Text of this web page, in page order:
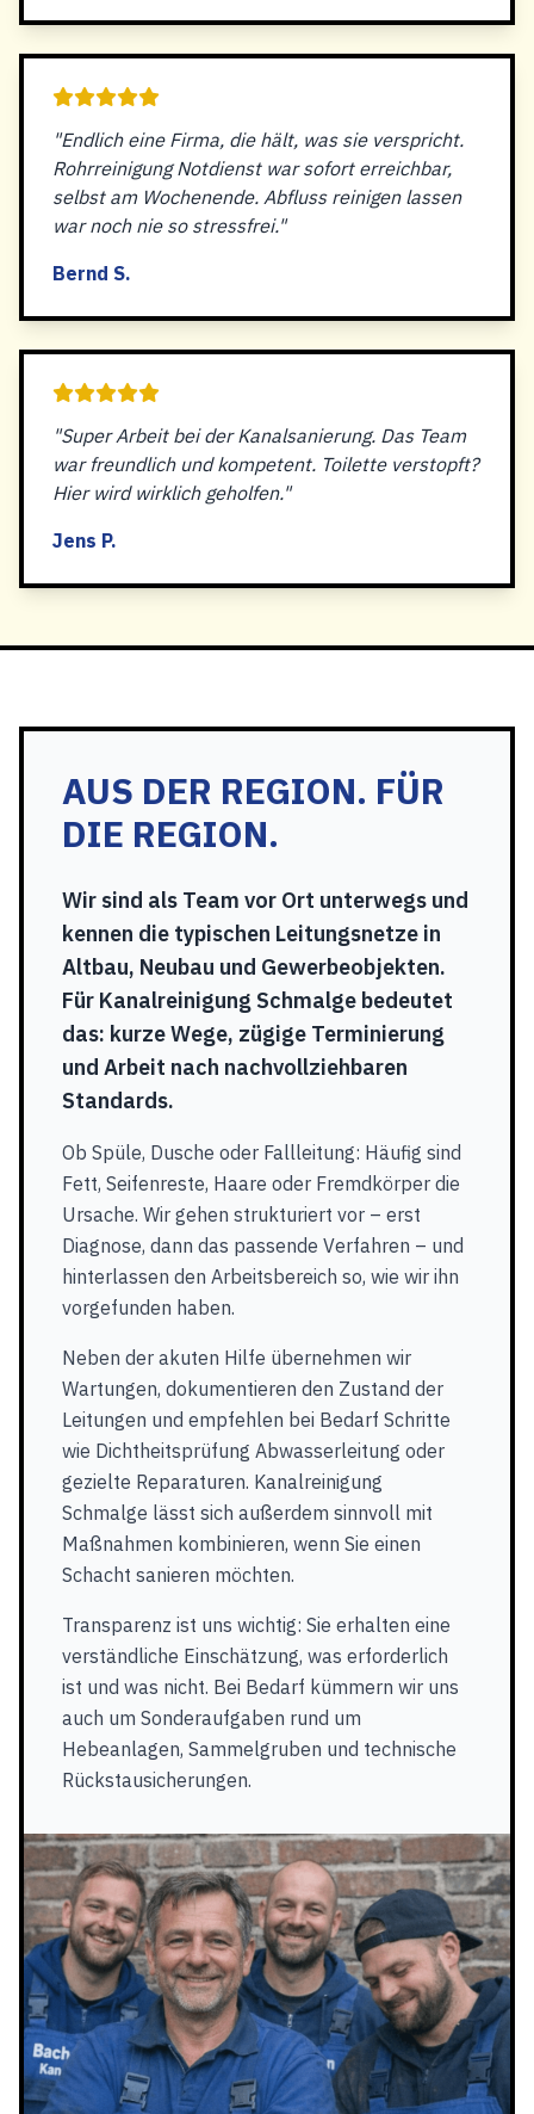
"Endlich eine Firma, die hält, was sie verspricht.
Rohrreinigung Notdienst war sofort erreichbar,
selbst am Wochenende. Abfluss reinigen lassen
war noch nie so stressfrei."
Bernd S.
"Super Arbeit bei der Kanalsanierung. Das Team
war freundlich und kompetent. Toilette verstopft?
Hier wird wirklich geholfen."
Jens P.
AUS DER REGION. FÜR
DIE REGION.
Wir sind als Team vor Ort unterwegs und
kennen die typischen Leitungsnetze in
Altbau, Neubau und Gewerbeobjekten.
Für Kanalreinigung Schmalge bedeutet
das: kurze Wege, zügige Terminierung
und Arbeit nach nachvollziehbaren
Standards.
Ob Spüle, Dusche oder Fallleitung: Häufig sind
Fett, Seifenreste, Haare oder Fremdkörper die
Ursache. Wir gehen strukturiert vor – erst
Diagnose, dann das passende Verfahren – und
hinterlassen den Arbeitsbereich so, wie wir ihn
vorgefunden haben.
Neben der akuten Hilfe übernehmen wir
Wartungen, dokumentieren den Zustand der
Leitungen und empfehlen bei Bedarf Schritte
wie Dichtheitsprüfung Abwasserleitung oder
gezielte Reparaturen. Kanalreinigung
Schmalge lässt sich außerdem sinnvoll mit
Maßnahmen kombinieren, wenn Sie einen
Schacht sanieren möchten.
Transparenz ist uns wichtig: Sie erhalten eine
verständliche Einschätzung, was erforderlich
ist und was nicht. Bei Bedarf kümmern wir uns
auch um Sonderaufgaben rund um
Hebeanlagen, Sammelgruben und technische
Rückstausicherungen.